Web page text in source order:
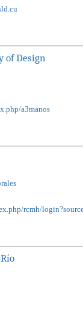
of Design
a3manos
rcmh/